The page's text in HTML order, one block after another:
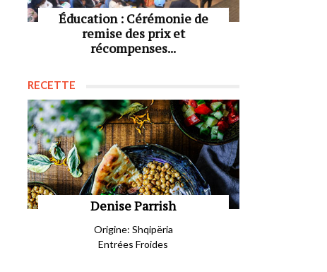
Éducation : Cérémonie de
remise des prix et
récompenses...
RECETTE
Denise Parrish
Origine: Shqipëria
Entrées Froides